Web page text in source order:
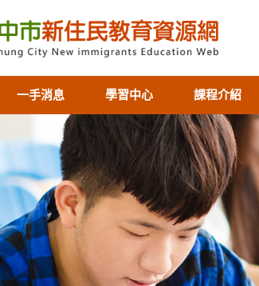
一手消息 學習中心 課程介紹